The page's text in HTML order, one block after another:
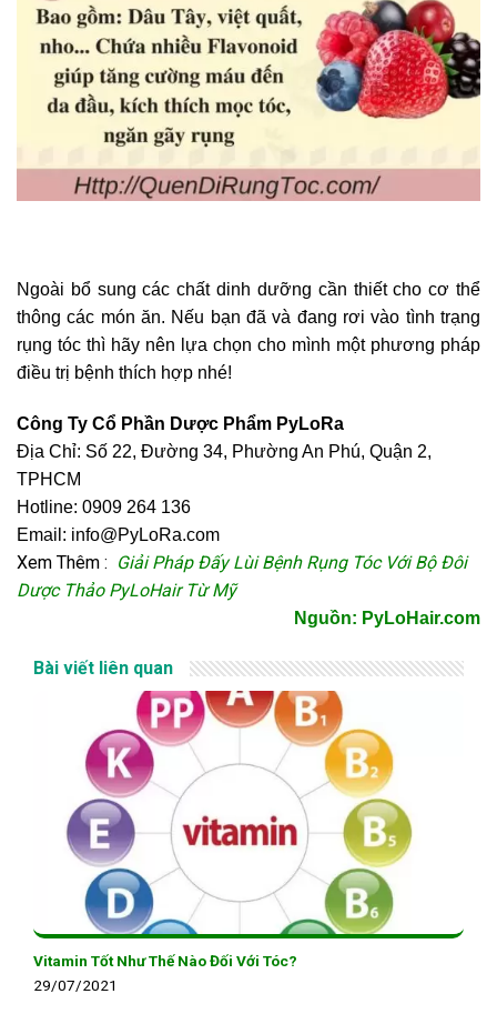
Ngoài bổ sung các chất dinh dưỡng cần thiết cho cơ thể
thông các món ăn. Nếu bạn đã và đang rơi vào tình trạng
rụng tóc thì hãy nên lựa chọn cho mình một phương pháp
điều trị bệnh thích hợp nhé!
Công Ty Cổ Phần Dược Phẩm PyLoRa
Địa Chỉ: Số 22, Đường 34, Phường An Phú, Quận 2,
TPHCM
Hotline: 0909 264 136
Email: info@PyLoRa.com
Xem Thêm : Giải Pháp Đấy Lùi Bệnh Rụng TócVới Bộ Đôi
Dược Thảo PyLoHair Từ Mỹ
Nguồn: PyLoHair.com
Bài viết liên quan
Vitamin Tốt Như Thế Nào Đối Với Tóc?
29/07/2021